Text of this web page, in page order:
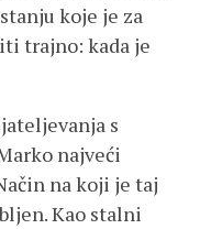
koje je za
trajno: kada je
s
najveći
na koji je taj
Kao stalni